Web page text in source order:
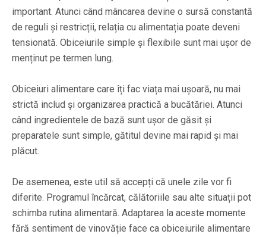
important. Atunci când mâncarea devine o sursă constantă
de reguli și restricții, relația cu alimentația poate deveni
tensionată. Obiceiurile simple și flexibile sunt mai ușor de
menținut pe termen lung.
Obiceiuri alimentare care îți fac viața mai ușoară, nu mai
strictă includ și organizarea practică a bucătăriei. Atunci
când ingredientele de bază sunt ușor de găsit și
preparatele sunt simple, gătitul devine mai rapid și mai
plăcut.
De asemenea, este util să accepți că unele zile vor fi
diferite. Programul încărcat, călătoriile sau alte situații pot
schimba rutina alimentară. Adaptarea la aceste momente
fără sentiment de vinovăție face ca obiceiurile alimentare